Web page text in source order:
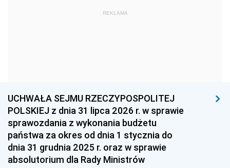
1968
1954 1953 1952
1951 1950
1948 1947 1946
1939 1938
REKLAMA
UCHWAŁA SEJMU RZECZYPOSPOLITEJ
POLSKIEJ z dnia 31 lipca 2026 r. w sprawie
sprawozdania z wykonania budżetu
państwa za okres od dnia 1 stycznia do
dnia 31 grudnia 2025 r. oraz w sprawie
absolutorium dla Rady Ministrów